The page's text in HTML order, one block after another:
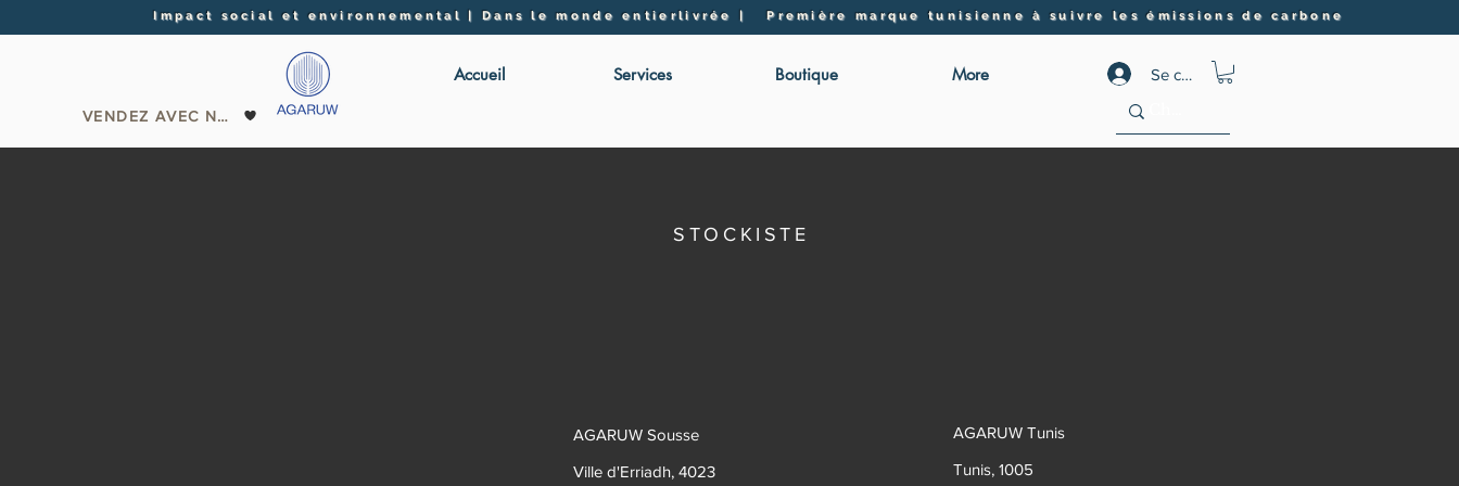
Impact social et environnemental | Dans le monde entierlivrée | Première marque tunisienne à suivre les émissions de carbone
VENDEZ AVEC NOUS
Accueil Services Boutique More Se connecter
AGARUW Sousse
Ville d'Erriadh, 4023
AGARUW Tunis
Tunis, 1005
STOCKISTE